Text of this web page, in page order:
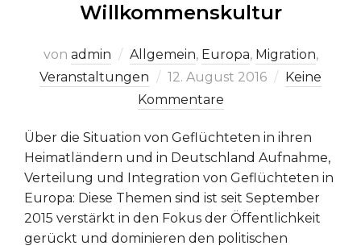
Willkommenskultur
von admin Allgemein, Europa, Migration,
Veranstaltungen
Veröffentlicht
am
12. August 2016
Keine
Kommentare
Über die Situation von Geflüchteten in ihren
Heimatländern und in Deutschland Aufnahme,
Verteilung und Integration von Geflüchteten in
Europa: Diese Themen sind ist seit September
2015 verstärkt in den Fokus der Öffentlichkeit
gerückt und dominieren den politischen